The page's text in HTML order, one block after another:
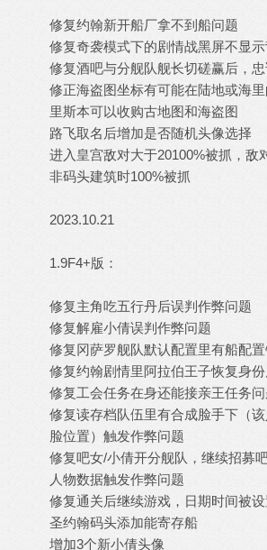
修复约翰新开船厂拿不到船问题
修复奇袭模式下的剧情战黑屏不显
修复酒吧与分舰队舰长切磋赢后，
修正海盗图坐标有可能在陆地或海
里斯本可以收购古地图和海盗图
路飞取名后增加是否随机头像选择
进入皇宫敌对大于20100%被抓，敌
非码头建筑时100%被抓
2023.10.21
1.9F4+版：
修复主角吃五行丹后误判作弊问题
修复解雇小倩误判作弊问题
修复冈萨罗舰队默认配置里有船配
修复约翰剧情里阿拉伯王子恢复身
修复工会任务在身还能接亲王任务问
修复读存档队伍里有合成脸手下（
脸位置）触发作弊问题
修复吧女/小倩开分舰队，继续招募
人物数据触发作弊问题
修复通关后继续游戏，日期时间被
圣约翰码头添加能寄存船
增加3个新小倩头像